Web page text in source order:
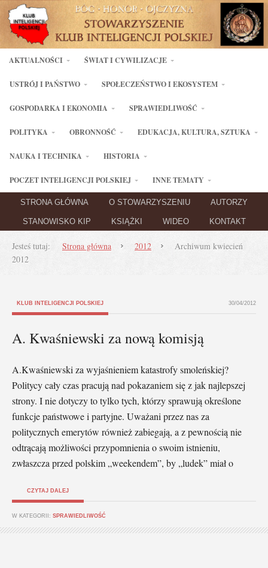
AKTUALNOŚCI ŚWIAT I CYWILIZACJE
USTRÓJ I PAŃSTWO SPOŁECZEŃSTWO I EKOSYSTEM
GOSPODARKA I EKONOMIA SPRAWIEDLIWOŚĆ
POLITYKA OBRONNOŚĆ EDUKACJA, KULTURA, SZTUKA
NAUKA I TECHNIKA HISTORIA
POCZET INTELIGENCJI POLSKIEJ INNE TEMATY
STRONA GŁÓWNA O STOWARZYSZENIU AUTORZY
STANOWISKO KIP KSIĄŻKI WIDEO KONTAKT
Jesteś tutaj: Strona główna 2012
Archiwum kwiecień
2012
KLUB INTELIGENCJI POLSKIEJ 30/04/2012
A. Kwaśniewski za nową komisją
A.Kwaśniewski za wyjaśnieniem katastrofy smoleńskiej?
Politycy cały czas pracują nad pokazaniem się z jak najlepszej
strony. I nie dotyczy to tylko tych, którzy sprawują określone
funkcje państwowe i partyjne. Uważani przez nas za
politycznych emerytów również zabiegają, a z pewnością nie
odtrącają możliwości przypomnienia o swoim istnieniu,
zwłaszcza przed polskim „weekendem”, by „ludek” miał o
CZYTAJ DALEJ
W KATEGORII: SPRAWIEDLIWOŚĆ